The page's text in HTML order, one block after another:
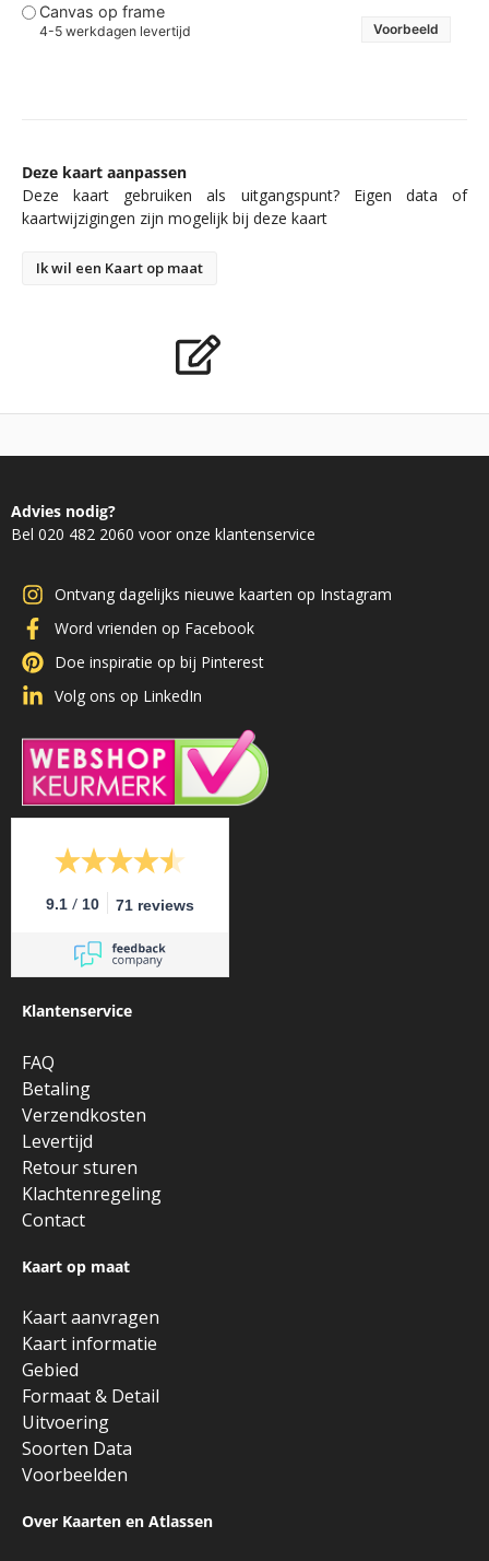
Canvas op frame
4-5 werkdagen levertijd Voorbeeld
Deze kaart aanpassen
Deze kaart gebruiken als uitgangspunt? Eigen data of
kaartwijzigingen zijn mogelijk bij deze kaart
Ik wil een Kaart op maat
Advies nodig?
Bel 020 482 2060 voor onze klantenservice
Ontvang dagelijks nieuwe kaarten op Instagram
Word vrienden op Facebook
Doe inspiratie op bij Pinterest
Volg ons op LinkedIn
9.1 / 10 71 reviews
Klantenservice
FAQ
Betaling
Verzendkosten
Levertijd
Retour sturen
Klachtenregeling
Contact
Kaart op maat
Kaart aanvragen
Kaart informatie
Gebied
Formaat & Detail
Uitvoering
Soorten Data
Voorbeelden
Over Kaarten en Atlassen